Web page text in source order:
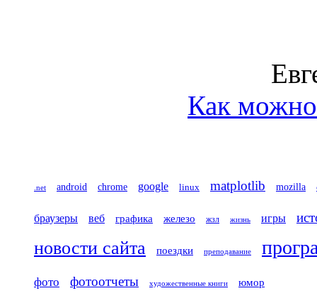
Как можно
.net android chrome google linux matplotlib mozilla
браузеры веб графика железо жзл жизнь игры
новости сайта поездки преподавание
фото фотоотчеты художественные книги юмор